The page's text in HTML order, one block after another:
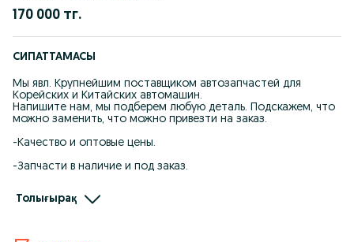
170 000 тг.
СИПАТТАМАСЫ
Мы явл. Крупнейшим поставщиком автозапчастей для
Корейских и Китайских автомашин.
Напишите нам, мы подберем любую деталь. Подскажем, что
можно заменить, что можно привезти на заказ.
-Качество и оптовые цены.
-Запчасти в наличие и под заказ.
накопительная скидка на последующие покупки.
Толығырақ